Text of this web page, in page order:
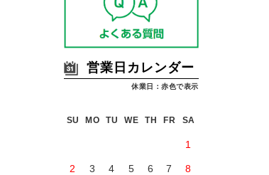
営業日カレンダー
休業日：赤色で表示
SU MO TU WE TH FR SA
1
2 3 4 5 6 7 8